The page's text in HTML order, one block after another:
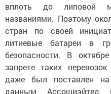
вплоть до липовой
названиями. Поэтому
стран по своей
литиевые батареи в
безопасности. В
запрете таких
даже был поставлен
данным Ассошиэйтед